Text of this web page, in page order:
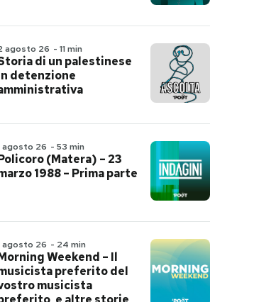
agosto 26 - 11 min
di un palestinese
detenzione
agosto 26 - 53 min
(Matera) – 23
1988 – Prima parte
agosto 26 - 24 min
Weekend – Il
preferito del
musicista